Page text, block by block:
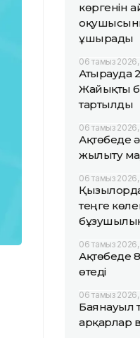
көргенін
ұшырады
06 тамыз
Атырауда 2
Жайықты
тартылды
06 тамыз
Ақтөбеде
жылыту
06 тамыз 2026,
теңге
06 тамыз 2026,
Ақтөбеде
өтеді
06 тамыз 2026,
Баянауыл
арқарлар